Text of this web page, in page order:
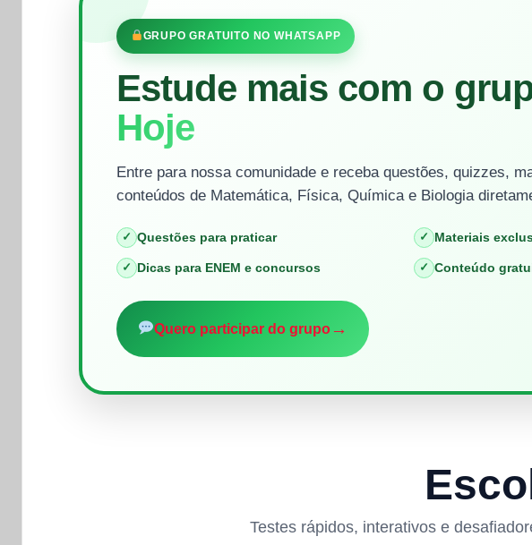
GRUPO GRATUITO NO WHATSAPP
Estude mais com o
Hoje
Entre para nossa comunidade e receba questões, quizzes,
conteúdos de Matemática, Física, Química e Biologia
✓ Questões para praticar ✓ Materiais
✓ Dicas para ENEM e concursos ✓ Conteúdo
Quero participar do grupo→
Testes rápidos, interativos e